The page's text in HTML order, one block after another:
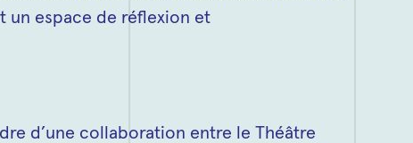
un espace de réflexion et
d’une collaboration entre le Théâtre